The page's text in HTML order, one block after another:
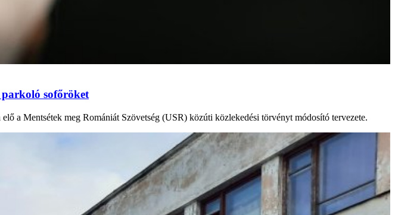
sofőröket
a Mentsétek meg Romániát Szövetség (USR) közúti közlekedési törvényt módosító tervezete.